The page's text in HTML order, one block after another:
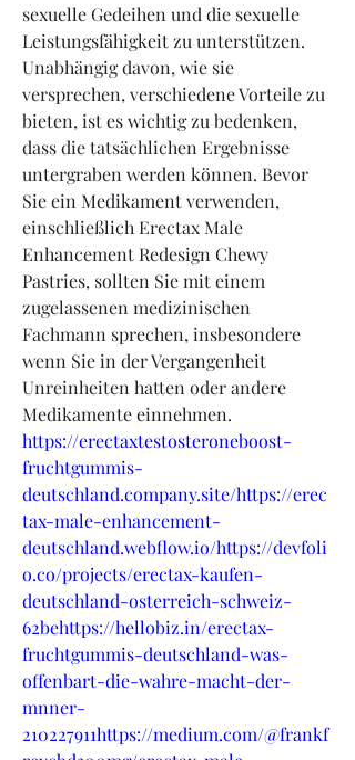
sexuelle Gedeihen und die sexuelle
Leistungsfähigkeit zu unterstützen.
Unabhängig davon, wie sie
versprechen, verschiedene Vorteile zu
bieten, ist es wichtig zu bedenken,
dass die tatsächlichen Ergebnisse
untergraben werden können. Bevor
Sie ein Medikament verwenden,
einschließlich Erectax Male
Enhancement Redesign Chewy
Pastries, sollten Sie mit einem
zugelassenen medizinischen
Fachmann sprechen, insbesondere
wenn Sie in der Vergangenheit
Unreinheiten hatten oder andere
Medikamente einnehmen.
https://erectaxtestosteroneboost-
fruchtgummis-
deutschland.company.site/https://erec
tax-male-enhancement-
deutschland.webflow.io/https://devfoli
o.co/projects/erectax-kaufen-
deutschland-osterreich-schweiz-
62behttps://hellobiz.in/erectax-
fruchtgummis-deutschland-was-
offenbart-die-wahre-macht-der-
mnner-
210227911https://medium.com/@frankf